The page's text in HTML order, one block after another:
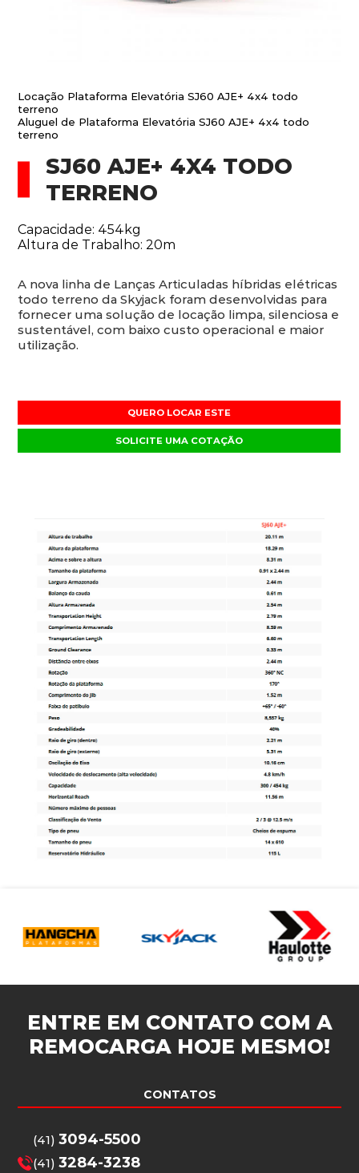
Locação Plataforma Elevatória SJ60 AJE+ 4x4 todo
terreno
Aluguel de Plataforma Elevatória SJ60 AJE+ 4x4 todo
terreno
SJ60 AJE+ 4X4 TODO
TERRENO
Capacidade: 454kg
Altura de Trabalho: 20m
A nova linha de Lanças Articuladas híbridas elétricas
todo terreno da Skyjack foram desenvolvidas para
fornecer uma solução de locação limpa, silenciosa e
sustentável, com baixo custo operacional e maior
utilização.
QUERO LOCAR ESTE
SOLICITE UMA COTAÇÃO
ENTRE EM CONTATO COM A
REMOCARGA HOJE MESMO!
CONTATOS
(41)3094-5500
(41)3284-3238